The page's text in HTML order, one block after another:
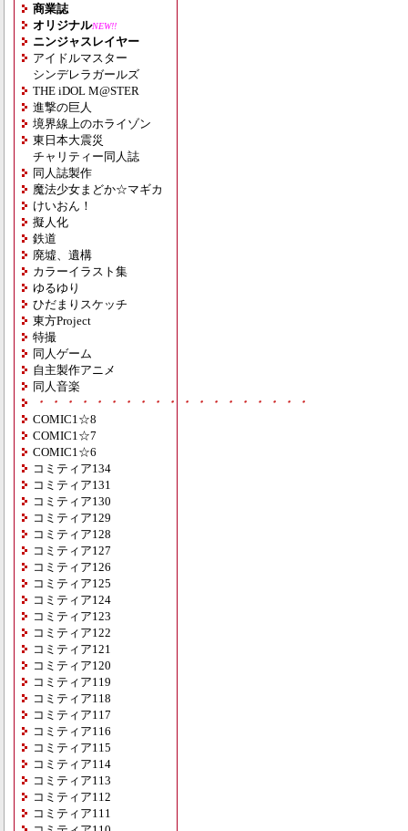
商業誌
オリジナルNEW!!
ニンジャスレイヤー
アイドルマスター
シンデレラガールズ
THE iDOL M@STER
進撃の巨人
境界線上のホライゾン
東日本大震災
チャリティー同人誌
同人誌製作
魔法少女まどか☆マギカ
けいおん！
擬人化
鉄道
廃墟、遺構
カラーイラスト集
ゆるゆり
ひだまりスケッチ
東方Project
特撮
同人ゲーム
自主製作アニメ
同人音楽
・・・・・・・・・・・・・・・・・・・
COMIC1☆8
COMIC1☆7
COMIC1☆6
コミティア134
コミティア131
コミティア130
コミティア129
コミティア128
コミティア127
コミティア126
コミティア125
コミティア124
コミティア123
コミティア122
コミティア121
コミティア120
コミティア119
コミティア118
コミティア117
コミティア116
コミティア115
コミティア114
コミティア113
コミティア112
コミティア111